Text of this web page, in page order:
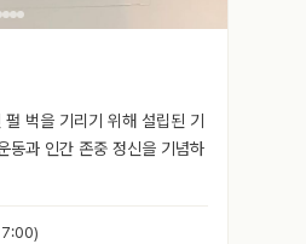
벅을 기리기 위해 설립된 기
동과 인간 존중 정신을 기념하